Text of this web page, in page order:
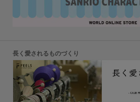
長く愛されるものづくり